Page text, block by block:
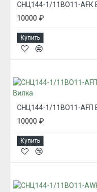
10000 ₽
Купить
10000 ₽
Купить